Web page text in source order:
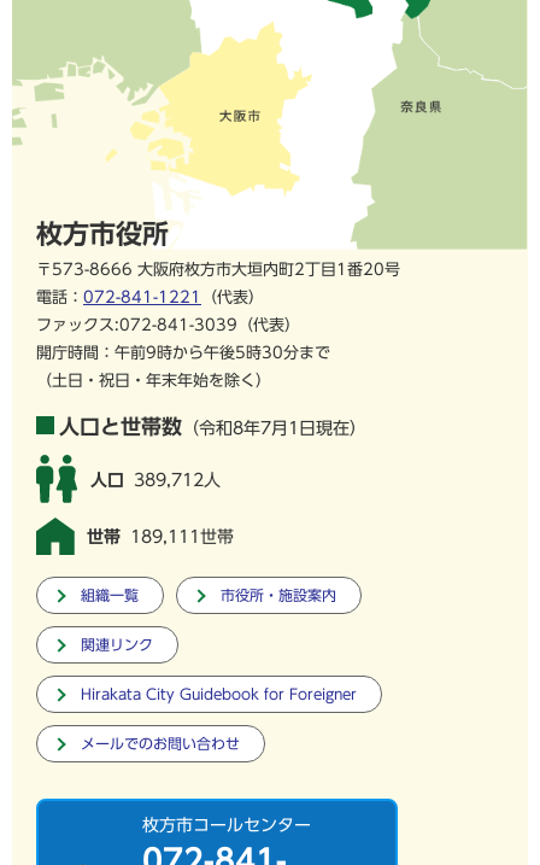
枚方市役所
〒573-8666 大阪府枚方市大垣内町2丁目1番20号
電話： 072-841-1221
（代表）
ファックス:072-841-3039（代表）
開庁時間：午前9時から午後5時30分まで
（土日・祝日・年末年始を除く）
人口と世帯数 （令和8年7月1日現在）
人口 389,712人
世帯 189,111世帯
組織一覧 市役所・施設案内
関連リンク
Hirakata City Guidebook for Foreigner
メールでのお問い合わせ
枚方市コールセンター